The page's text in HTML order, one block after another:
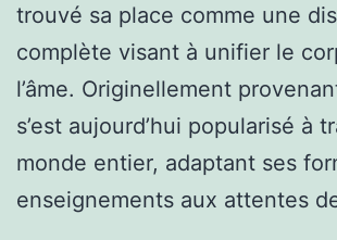
trouvé sa place comme une
complète visant à unifier le
l’âme. Originellement
s’est aujourd’hui popularisé à
monde entier, adaptant ses
enseignements aux attentes